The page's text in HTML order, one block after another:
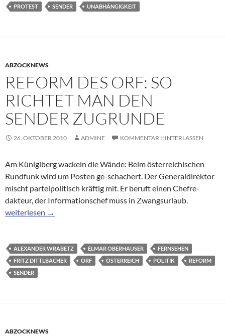
PROTEST
SENDER UNABHÄNGIGKEIT
ABZOCKNEWS
REFORM DES ORF: SO
RICHTET MAN DEN
SENDER ZUGRUNDE
26. OKTOBER 2010 ADMINE KOMMENTAR HINTERLASSEN
Am Küniglberg wackeln die Wände: Beim österreichischen
Rundfunk wird um Posten ge-schachert. Der Generaldirektor
mischt parteipolitisch kräftig mit. Er beruft einen Chefre-
dakteur, der Informationschef muss in Zwangsurlaub.
Reform des ORF: So richtet man den Sender zugrunde
weiterlesen →
ALEXANDER WRABETZ ELMAR OBERHAUSER
FERNSEHEN
FRITZ DITTLBACHER
ORF ÖSTERREICH POLITIK
REFORM
SENDER
ABZOCKNEWS